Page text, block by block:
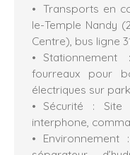
Transports en
le-Temple Nandy
Centre), bus ligne
fourreaux pour
électriques sur
Sécurité :
interphone,
Environnement